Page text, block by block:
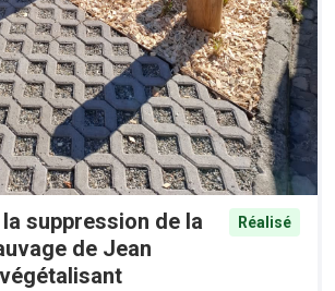
suppression de la
de Jean
Réalisé